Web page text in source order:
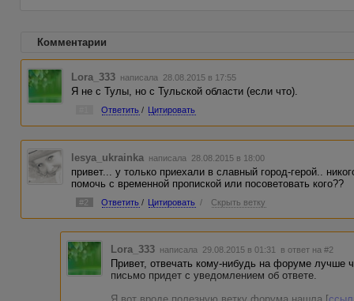
Комментарии
Lora_333 написала 28.08.2015 в 17:55
Я не с Тулы, но с Тульской области (если что).
Ответить / Цитировать
lesya_ukrainka написала 28.08.2015 в 18:00
привет... у только приехали в славный город-герой..
помочь с временной пропиской или посоветовать кого??
#2 Ответить / Цитировать / Скрыть ветку
Lora_333 написала 29.08.2015 в 01:31 в ответ на #2
Привет, отвечать кому-нибудь на форуме лучше
письмо придет с уведомлением об ответе.